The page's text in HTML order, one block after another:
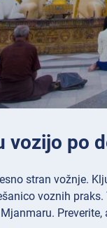
vozijo po
stran vožnje.
voznih
Preverite,